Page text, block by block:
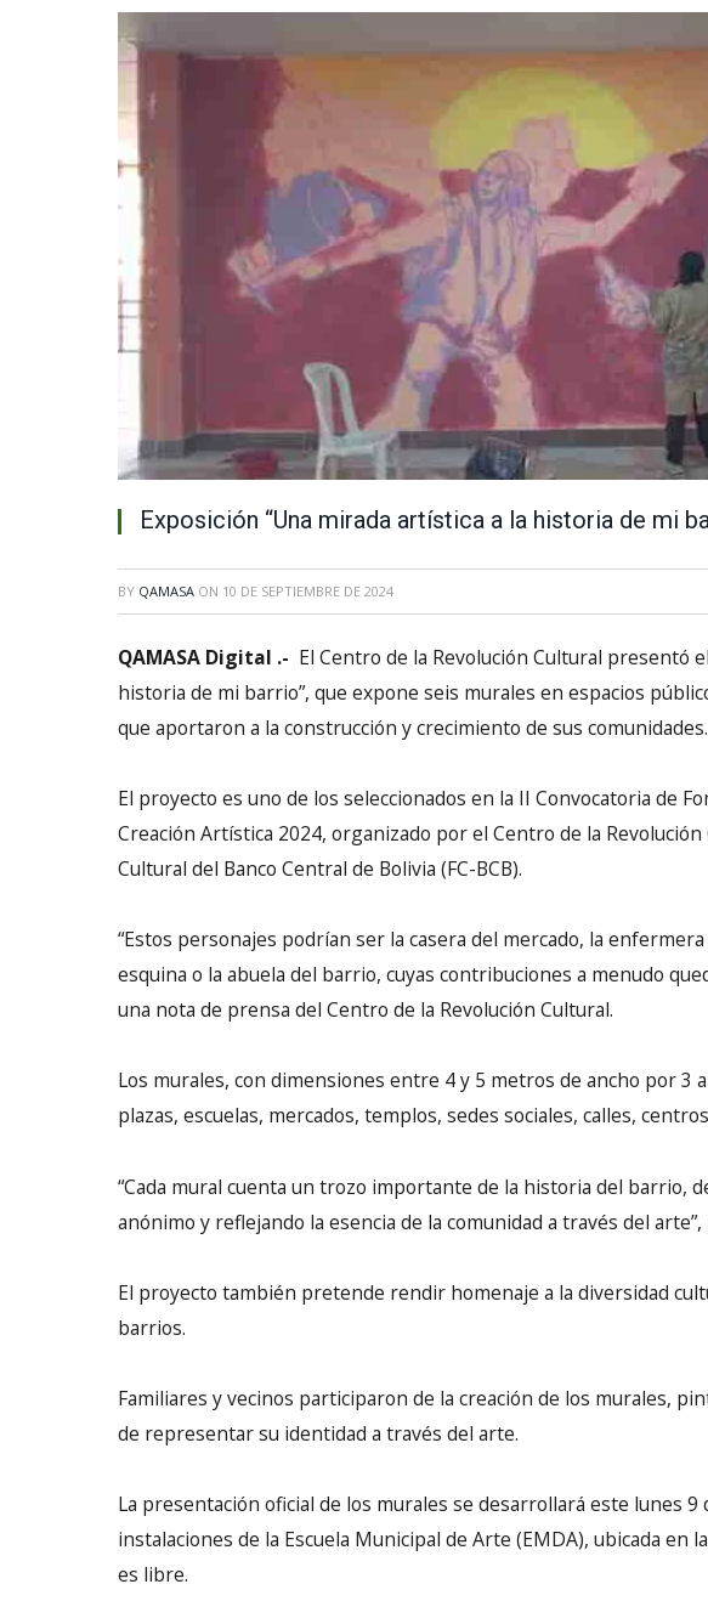
Exposición “Una mirada artística a la historia de mi
BY QAMASA ON 10 DE SEPTIEMBRE DE 2024
QAMASA Digital .- El Centro de la Revolución Cultural presentó
historia de mi barrio”, que expone seis murales en espacios
que aportaron a la construcción y crecimiento de sus comunidades.
El proyecto es uno de los seleccionados en la II Convocatoria de
Creación Artística 2024, organizado por el Centro de la
Cultural del Banco Central de Bolivia (FC-BCB).
“Estos personajes podrían ser la casera del mercado, la
esquina o la abuela del barrio, cuyas contribuciones a menudo
una nota de prensa del Centro de la Revolución Cultural.
Los murales, con dimensiones entre 4 y 5 metros de ancho por 3
plazas, escuelas, mercados, templos, sedes sociales, calles,
“Cada mural cuenta un trozo importante de la historia del barrio,
anónimo y reflejando la esencia de la comunidad a través del
El proyecto también pretende rendir homenaje a la diversidad
barrios.
Familiares y vecinos participaron de la creación de los murales,
de representar su identidad a través del arte.
La presentación oficial de los murales se desarrollará este lunes
instalaciones de la Escuela Municipal de Arte (EMDA), ubicada en
es libre.